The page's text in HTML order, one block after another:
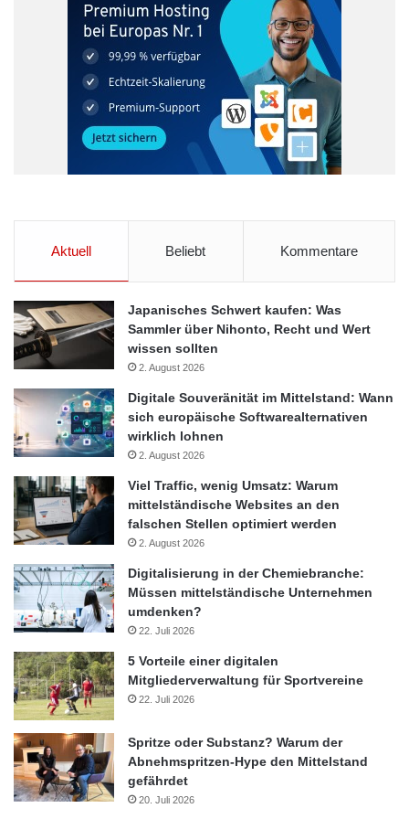
Barclays Lehman Brothers New York
US-Investmentbank
Aktuell Beliebt Kommentare
Japanisches Schwert kaufen: Was
Sammler über Nihonto, Recht und Wert
wissen sollten
2. August 2026
Digitale Souveränität im Mittelstand: Wann
sich europäische Softwarealternativen
wirklich lohnen
2. August 2026
Viel Traffic, wenig Umsatz: Warum
mittelständische Websites an den
falschen Stellen optimiert werden
2. August 2026
Digitalisierung in der Chemiebranche:
Müssen mittelständische Unternehmen
umdenken?
22. Juli 2026
5 Vorteile einer digitalen
Mitgliederverwaltung für Sportvereine
22. Juli 2026
Spritze oder Substanz? Warum der
Abnehmspritzen-Hype den Mittelstand
gefährdet
20. Juli 2026